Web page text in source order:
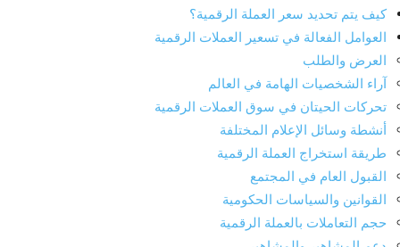
كيف يتم تحديد سعر العملة الرقمية؟
العوامل الفعالة في تسعير العملات الرقمية
العرض والطلب
آراء الشخصيات الهامة في العالم
تحركات الحيتان في سوق العملات الرقمية
أنشطة وسائل الإعلام المختلفة
طريقة استخراج العملة الرقمية
القبول العام في المجتمع
القوانين والسياسات الحكومية
حجم التعاملات بالعملة الرقمية